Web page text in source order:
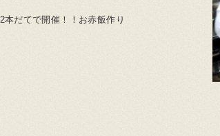
だてで開催！！お赤飯作り